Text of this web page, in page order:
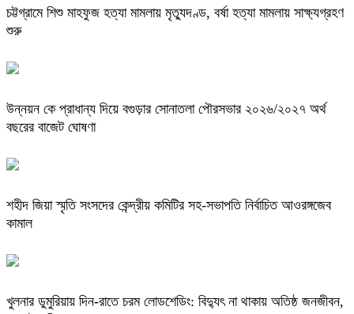
চট্টগ্রামে শিশু মাহফুজ হত্যা মামলায় মৃত্যুদণ্ড, বর্ষা হত্যা মামলায় সাক্ষ্যগ্রহণ
শুরু
উন্নয়ন কে প্রাধান্য দিয়ে বগুড়ার সোনাতলা পৌরসভার ২০২৬/২০২৭ অর্থ
বছরের বাজেট ঘোষণা
শহীদ জিয়া স্মৃতি সংসদের কেন্দ্রীয় কমিটির সহ-সভাপতি নির্বাচিত আওরঙ্গজেব
কামাল
খুলনার ডুমুরিয়ায় দিন-রাতে চরম লোডশেডিং: বিদ্যুৎ না থাকায় অতিষ্ঠ জনজীবন,